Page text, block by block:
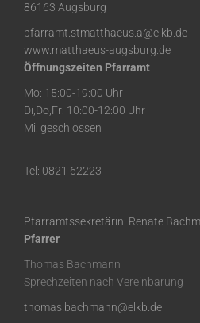
86163 Augsburg
pfarramt.stmatthaeus.a@elkb.de
www.matthaeus-augsburg.de
Öffnungszeiten Pfarramt
Mo: 15:00-19:00 Uhr
Di,Do,Fr: 10:00-12:00 Uhr
Mi: geschlossen
Tel: 0821 62223
Pfarramtssekretärin: Renate
Pfarrer
Thomas Bachmann
Sprechzeiten nach Vereinbarung
thomas.bachmann@elkb.de